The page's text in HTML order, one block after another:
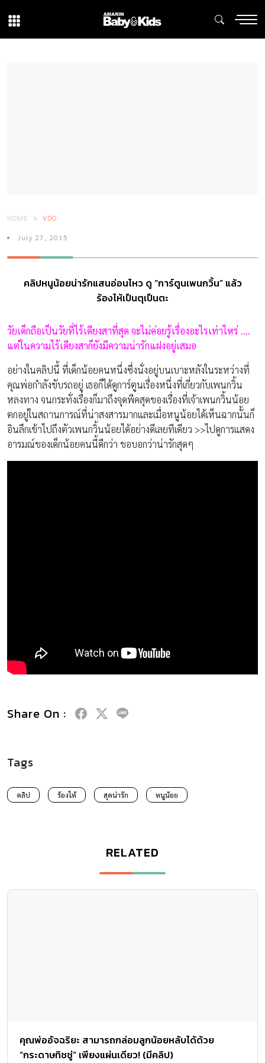
HOME VDO
July 27, 2015
คลิปหนูน้อยน่ารักแสนอ่อนไหว ดู “การ์ตูนเพนกวิ้น” แล้ว
ร้องไห้เป็นตุเป็นตะ
วัยเด็กถือเป็นวัยที่ไร้เดียงสาที่สุด จะไม่ค่อยรู้เรื่องอะไรเท่าไหร่ ….
แต่ในความไร้เดียงสาก็ยังมีความน่ารักแฝงอยู่เสมอ
อย่างในคลิปนี้ ที่เด็กน้อยคนหนึ่งซึ่งนั่งอยู่บนเบาะหลังในระหว่างที่
คุณพ่อกำลังขับรถอยู่ เธอก็ได้ดูการ์ตูนเรื่องหนึ่งที่เกี่ยวกับเพนกวิ้น
หลงทาง จนกระทั่งเรื่องก็มาถึงจุดพีคสุดของเรื่องที่เจ้าเพนกวิ้นน้อย
ตกอยู่ในสถานการณ์ที่น่าสงสารมากและเมื่อหนูน้อยได้เห็นฉากนั้นก็
อินลึกเข้าไปถึงตัวเพนกวิ้นน้อยได้อย่างดีเลยทีเดียว >>ไปดูการแสดง
อารมณ์ของเด็กน้อยคนนี้ดีกว่า ขอบอกว่าน่ารักสุดๆ
Share On :
Tags
คลิป ร้องไห้ สุดน่ารัก หนูน้อย
RELATED
คุณพ่ออัจฉริยะ สามารถกล่อมลูกน้อยหลับได้ด้วย
“กระดาษทิชชู่” เพียงแผ่นเดียว! (มีคลิป)